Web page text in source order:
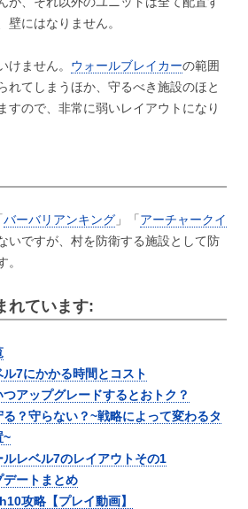
壁にはなりません。
けません。 ウォールブレイカーの範囲
れてしまうほか、守るべき施設のほと
すので、非常に弱いレイアウトになり
バーバリアンキング 」「アーチャークイ
いですが、村を防衛する施設として防
。
れています:
7にかかる時間とコスト
アップグレードするとおトク？
？守らない？~戦略によって変わるタ
~
レベル7のレイアウトその1
デートまとめ
攻略【プレイ動画】